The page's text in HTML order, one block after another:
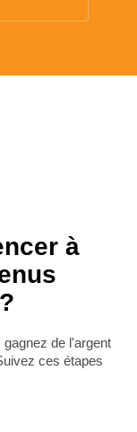
à
de l'argent
ces étapes